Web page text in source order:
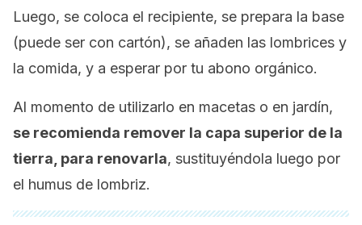
Luego, se coloca el recipiente, se prepara la base
(puede ser con cartón), se añaden las lombrices y
la comida, y a esperar por tu abono orgánico.
Al momento de utilizarlo en macetas o en jardín,
se recomienda remover la capa superior de la
tierra, para renovarla, sustituyéndola luego por
el humus de lombriz.